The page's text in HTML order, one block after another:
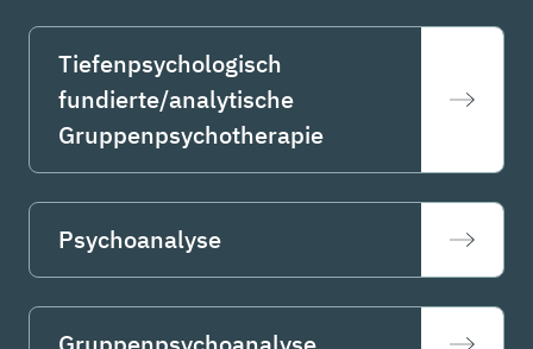
Tiefenpsychologisch
fundierte/analytische
Gruppenpsychotherapie
Psychoanalyse